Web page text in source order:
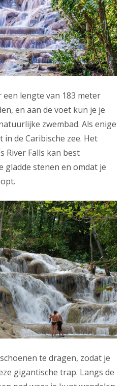
lengte van 183 meter
en aan de voet kun je je
zwembad. Als enige
de Caribische zee. Het
River Falls kan best
gladde stenen en omdat je
te dragen, zodat je
gigantische trap. Langs de